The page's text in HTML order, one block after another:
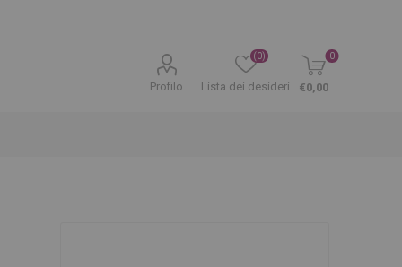
Profilo Lista dei desideri
(0) 0
€0,00